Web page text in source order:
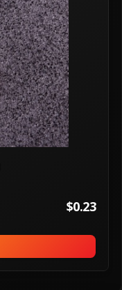
$0.23